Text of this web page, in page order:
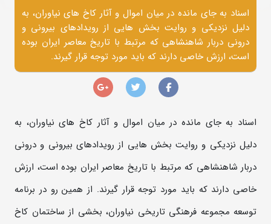
اسناد به جای مانده در میان اموال و آثار کاخ های نیاوران، به
دلیل نزدیکی و روایت بخش هایی از رویدادهای بیرونی و
درونی دربار شاهنشاهی که مرتبط با تاریخ معاصر ایران بوده
است، ارزش خاصی دارند که باید مورد توجه قرار گیرند.
اسناد به جای مانده در میان اموال و آثار کاخ های نیاوران، به
دلیل نزدیکی و روایت بخش هایی از رویدادهای بیرونی و درونی
دربار شاهنشاهی که مرتبط با تاریخ معاصر ایران بوده است، ارزش
خاصی دارند که باید مورد توجه قرار گیرند. از همین رو در برنامه
توسعه مجموعه فرهنگی تاریخی نیاوران، بخشی از ساختمان کاخ